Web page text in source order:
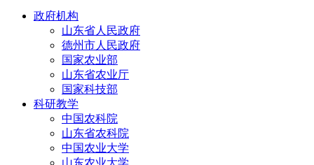
政府机构
山东省人民政府
德州市人民政府
国家农业部
山东省农业厅
国家科技部
科研教学
中国农科院
山东省农科院
中国农业大学